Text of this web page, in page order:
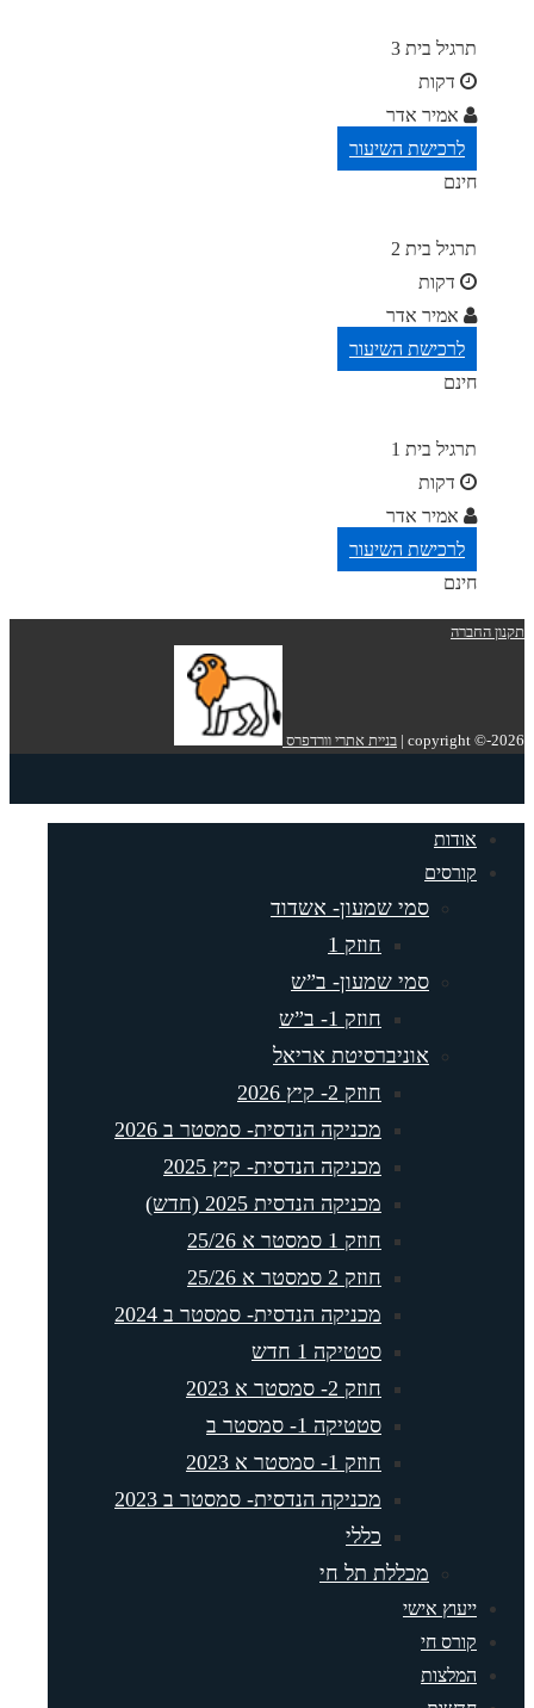
תרגיל בית 3
דקות
אמיר אדר
לרכישת השיעור
חינם
תרגיל בית 2
דקות
אמיר אדר
לרכישת השיעור
חינם
תרגיל בית 1
דקות
אמיר אדר
לרכישת השיעור
חינם
תקנון החברה
copyright ©-2026 | בניית אתרי וורדפרס
אודות
קורסים
סמי שמעון- אשדוד
חוזק 1
סמי שמעון- ב”ש
חוזק 1- ב”ש
אוניברסיטת אריאל
חוזק 2- קיץ 2026
מכניקה הנדסית- סמסטר ב 2026
מכניקה הנדסית- קיץ 2025
מכניקה הנדסית 2025 (חדש)
חוזק 1 סמסטר א 25/26
חוזק 2 סמסטר א 25/26
מכניקה הנדסית- סמסטר ב 2024
סטטיקה 1 חדש
חוזק 2- סמסטר א 2023
סטטיקה 1- סמסטר ב
חוזק 1- סמסטר א 2023
מכניקה הנדסית- סמסטר ב 2023
כללי
מכללת תל חי
ייעוץ אישי
קורס חי
המלצות